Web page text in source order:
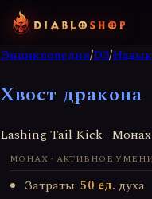
Энциклопедия/D3/
Хвост дракона
Lashing Tail Kick · Монах
МОНАХ · АКТИВНОЕ
Затраты:50 ед. духа